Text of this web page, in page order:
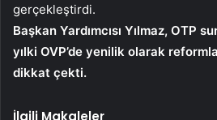
gerçekleştirdi.
Başkan Yardımcısı Yılmaz, OTP
yılki OVP’de yenilik olarak
dikkat çekti.
İlgili Makaleler